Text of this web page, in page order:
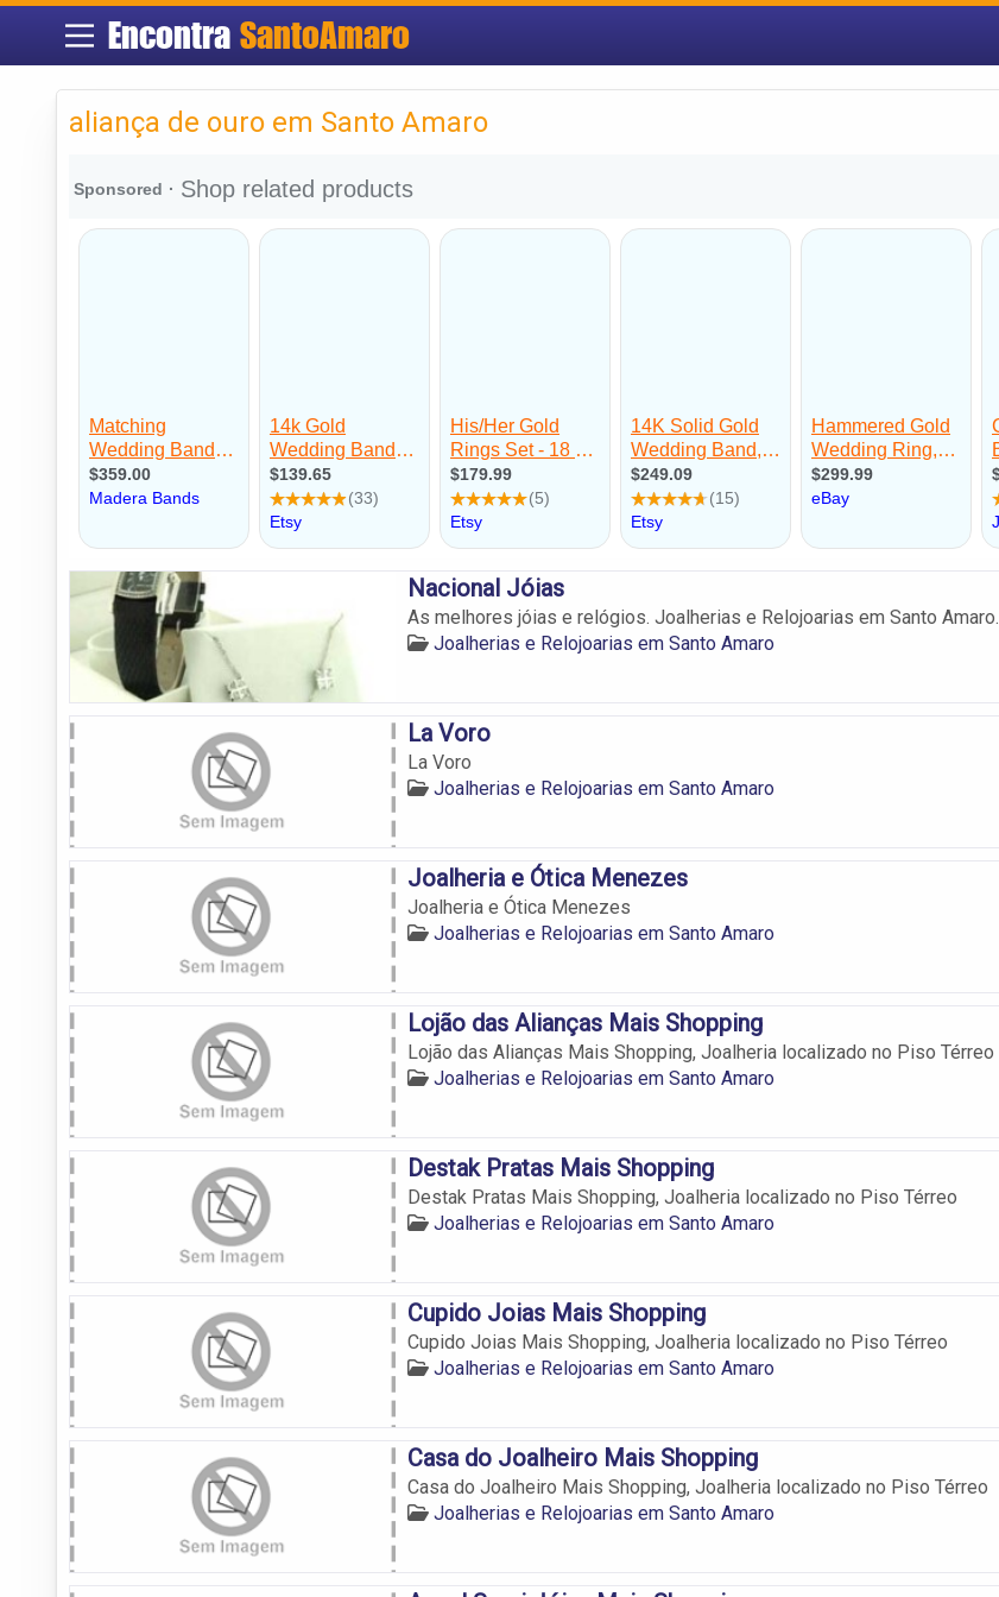
Encontra SantoAmaro
aliança de ouro em Santo Amaro
Nacional Jóias
As melhores jóias e relógios. Joalherias e Relojoarias em Santo Amaro.
Joalherias e Relojoarias em Santo Amaro
La Voro
La Voro
Joalherias e Relojoarias em Santo Amaro
Joalheria e Ótica Menezes
Joalheria e Ótica Menezes
Joalherias e Relojoarias em Santo Amaro
Lojão das Alianças Mais Shopping
Lojão das Alianças Mais Shopping, Joalheria localizado no Piso Térreo
Joalherias e Relojoarias em Santo Amaro
Destak Pratas Mais Shopping
Destak Pratas Mais Shopping, Joalheria localizado no Piso Térreo
Joalherias e Relojoarias em Santo Amaro
Cupido Joias Mais Shopping
Cupido Joias Mais Shopping, Joalheria localizado no Piso Térreo
Joalherias e Relojoarias em Santo Amaro
Casa do Joalheiro Mais Shopping
Casa do Joalheiro Mais Shopping, Joalheria localizado no Piso Térreo
Joalherias e Relojoarias em Santo Amaro